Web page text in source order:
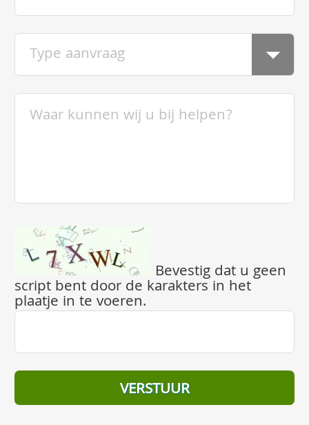
Bevestig dat u geen
script bent door de karakters in het
plaatje in te voeren.